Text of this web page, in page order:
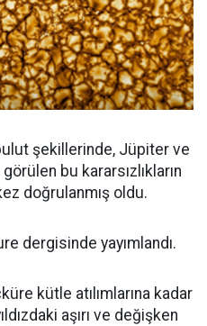
şekillerinde, Jüpiter ve
bu kararsızlıkların
doğrulanmış oldu.
dergisinde yayımlandı.
kütle atılımlarına kadar
aşırı ve değişken